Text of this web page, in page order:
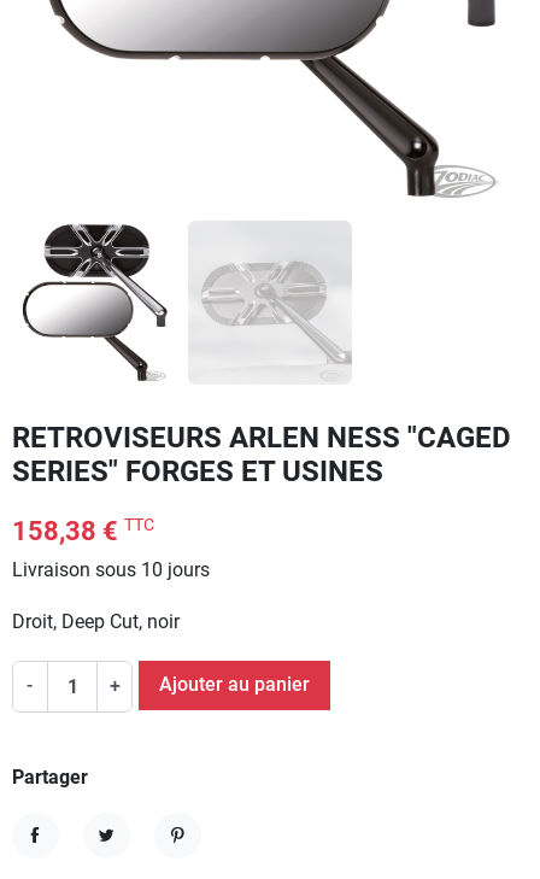
RETROVISEURS ARLEN NESS "CAGED
SERIES" FORGES ET USINES
158,38 € TTC
Livraison sous 10 jours
Droit, Deep Cut, noir
- + Ajouter au panier
Partager